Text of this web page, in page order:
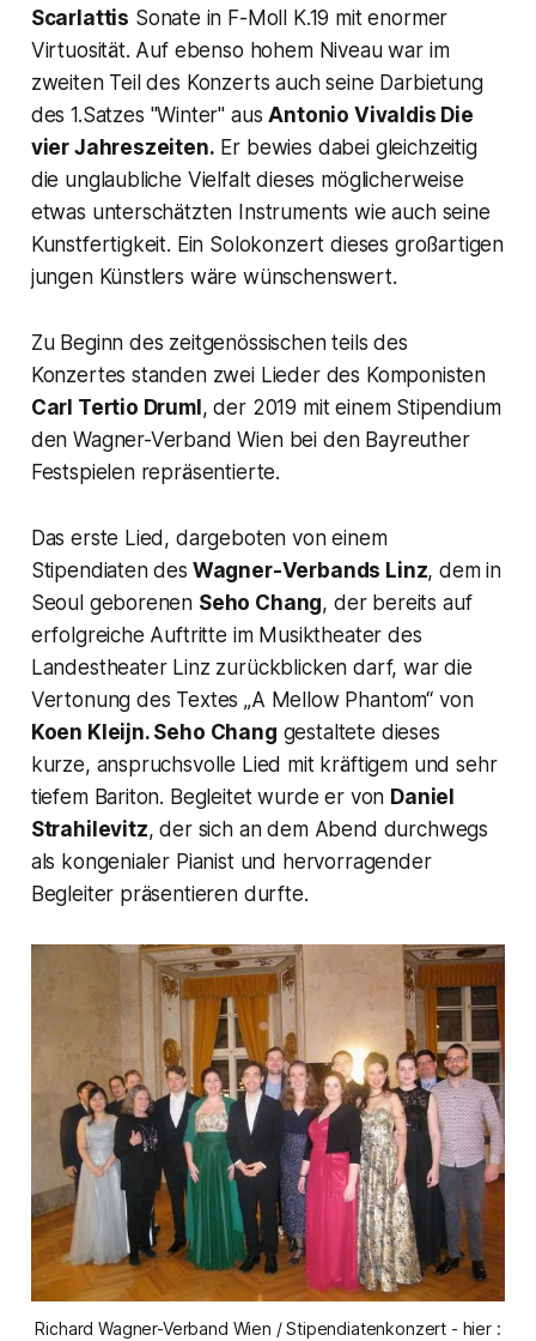
Scarlattis Sonate in F-Moll K.19 mit enormer
Virtuosität. Auf ebenso hohem Niveau war im
zweiten Teil des Konzerts auch seine Darbietung
des 1.Satzes "Winter" ausAntonio Vivaldis Die
vier Jahreszeiten. Er bewies dabei gleichzeitig
die unglaubliche Vielfalt dieses möglicherweise
etwas unterschätzten Instruments wie auch seine
Kunstfertigkeit. Ein Solokonzert dieses großartigen
jungen Künstlers wäre wünschenswert.
Zu Beginn des zeitgenössischen teils des
Konzertes standen zwei Lieder des Komponisten
Carl Tertio Druml , der 2019 mit einem Stipendium
den Wagner-Verband Wien bei den Bayreuther
Festspielen repräsentierte.
Das erste Lied, dargeboten von einem
Stipendiaten des Wagner-Verbands Linz, dem in
Seoul geborenen Seho Chang, der bereits auf
erfolgreiche Auftritte im Musiktheater des
Landestheater Linz zurückblicken darf, war die
Vertonung des Textes„A Mellow Phantom“ von
Koen Kleijn. Seho Chang gestaltete dieses
kurze, anspruchsvolle Lied mit kräftigem und sehr
tiefem Bariton. Begleitet wurde er von Daniel
Strahilevitz, der sich an dem Abend durchwegs
als kongenialer Pianist und hervorragender
Begleiter präsentieren durfte.
Richard Wagner-Verband Wien / Stipendiatenkonzert - hier :